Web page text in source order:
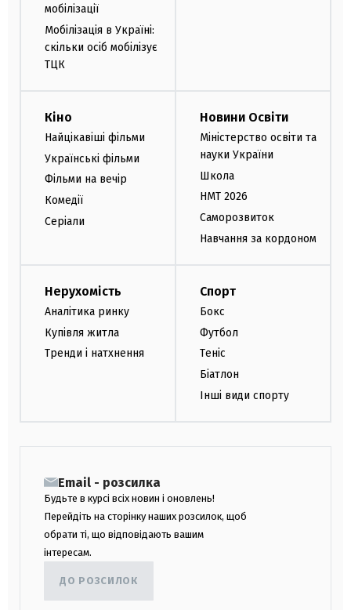
мобілізації
Мобілізація в Україні:
скільки осіб мобілізує
ТЦК
Кіно
Найцікавіші фільми
Українські фільми
Фільми на вечір
Комедії
Серіали
Новини Освіти
Міністерство освіти та
науки України
Школа
НМТ 2026
Саморозвиток
Навчання за кордоном
Нерухомість
Аналітика ринку
Купівля житла
Тренди і натхнення
Спорт
Бокс
Футбол
Теніс
Біатлон
Інші види спорту
Email - розсилка
Будьте в курсі всіх новин і оновлень!
Перейдіть на сторінку наших розсилок, щоб
обрати ті, що відповідають вашим
інтересам.
ДО РОЗСИЛОК